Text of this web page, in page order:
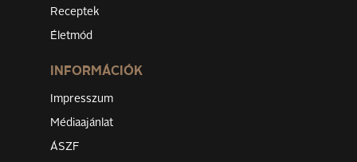
Receptek
Életmód
INFORMÁCIÓK
Impresszum
Médiaajánlat
ÁSZF